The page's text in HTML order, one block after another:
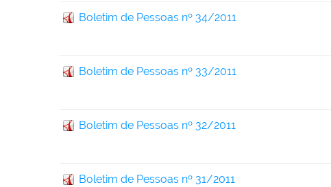
Boletim de Pessoas nº 34/2011
Boletim de Pessoas nº 33/2011
Boletim de Pessoas nº 32/2011
Boletim de Pessoas nº 31/2011